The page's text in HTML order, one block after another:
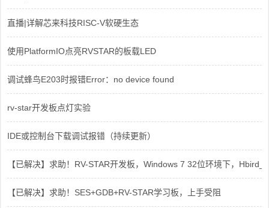
直播|详解芯来科技RISC-V软硬生态
使用PlatformIO点亮RVSTAR的板载LED
调试蜂鸟E203时报错Error：no device found
rv-star开发板点灯实验
IDE或控制台下载调试报错（持续更新）
【已解决】求助！RV-STAR开发板，Windows 7 32位环境下，
【已解决】求助！SES+GDB+RV-STAR学习板，上手受阻